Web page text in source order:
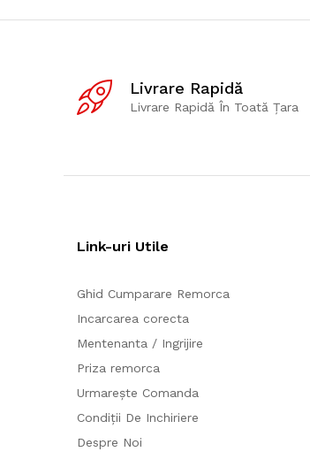
Livrare Rapidă
Livrare Rapidă În Toată Țara
Link-uri Utile
Ghid Cumparare Remorca
Incarcarea corecta
Mentenanta / Ingrijire
Priza remorca
Urmarește Comanda
Condiții De Inchiriere
Despre Noi